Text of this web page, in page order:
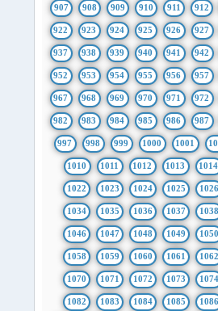
907 908 909 910 911 912
922 923 924 925 926 927
937 938 939 940 941 942
952 953 954 955 956 957
967 968 969 970 971 972
982 983 984 985 986 987
997 998 999 1000 1001
1010 1011 1012 1013 1014
1022 1023 1024 1025 1026
1034 1035 1036 1037 1038
1046 1047 1048 1049 1050
1058 1059 1060 1061 1062
1070 1071 1072 1073 1074
1082 1083 1084 1085 1086